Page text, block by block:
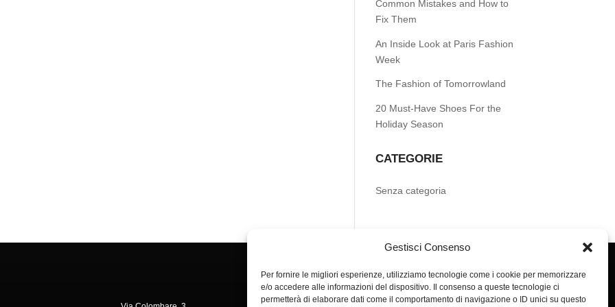
Gestisci Consenso
Per fornire le migliori esperienze, utilizziamo tecnologie come i cookie per memorizzare
e/o accedere alle informazioni del dispositivo. Il consenso a queste tecnologie ci
permetterà di elaborare dati come il comportamento di navigazione o ID unici su questo
Common Mistakes and How to
Fix Them
An Inside Look at Paris Fashion
Week
The Fashion of Tomorrowland
20 Must-Have Shoes For the
Holiday Season
CATEGORIE
Senza categoria